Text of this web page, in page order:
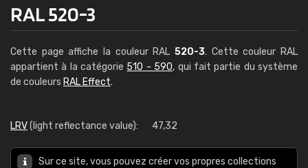
RAL 520-3
Cette page affiche la couleur RAL 520-3. Cette couleur RAL
appartient à la catégorie 510 - 590, qui fait partie du système
de couleurs RAL Effect.
LRV(light reflectance value): 47,32
Sur ce site, vous pouvez créer vos propres collections